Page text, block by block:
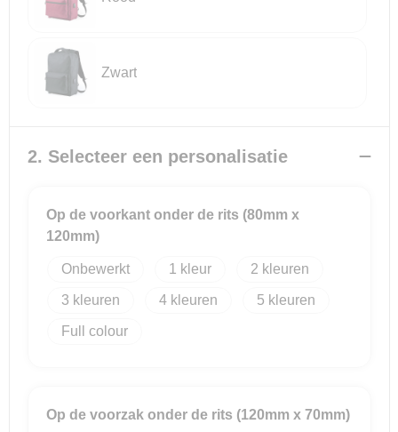
Goodiebags
Zwart
2. Selecteer een personalisatie
Op de voorkant onder de rits (80mm x
120mm)
Onbewerkt 1 2
3 4 5
Full colour
Op de voorzak onder de rits (120mm x 70mm)